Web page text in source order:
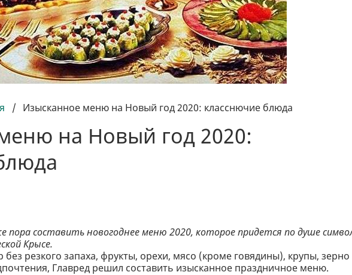
/ Изысканное меню на Новый год 2020: класснючие блюда
на Новый год 2020:
пора составить новогоднее меню 2020, которое придется по душе
Крысе.
резкого запаха, фрукты, орехи, мясо (кроме говядины), крупы, зерно
Главред решил составить изысканное праздничное меню.